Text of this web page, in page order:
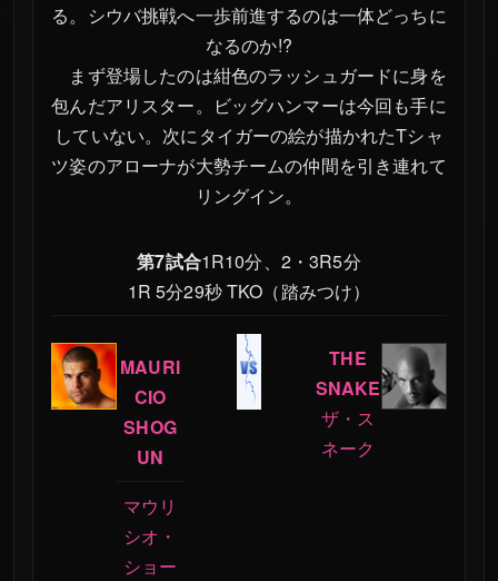
PRIDE.14
PRIDE.12
PRIDE.11
PRIDE.10
PRIDE GRANDPRIX
2000 決勝戦
2000 開幕戦
PRIDE.8
PRIDE.7
PRIDE.6
る。シウバ挑戦へ一歩前進するのは一体どっちに
なるのか!?
まず登場したのは紺色のラッシュガードに身を
包んだアリスター。ビッグハンマーは今回も手に
していない。次にタイガーの絵が描かれたTシャ
ツ姿のアローナが大勢チームの仲間を引き連れて
リングイン。
第7試合1R10分、2・3R5分
1R 5分29秒 TKO（踏みつけ）
MAURI
CIO
SHOG
UN
マウリ
シオ・
ショー
THE
SNAKE
ザ・ス
ネーク